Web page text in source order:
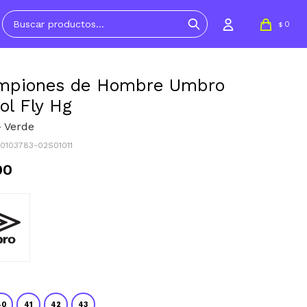
$ 0
de Hombre Umbro
Fly Hg
Verde
02S01011
41 42 43